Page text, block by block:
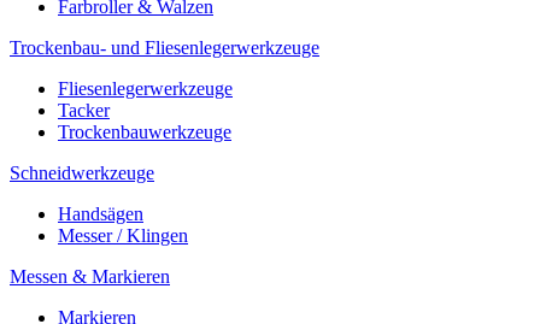
Farbroller & Walzen
Trockenbau- und Fliesenlegerwerkzeuge
Fliesenlegerwerkzeuge
Tacker
Trockenbauwerkzeuge
Schneidwerkzeuge
Handsägen
Messer / Klingen
Messen & Markieren
Markieren